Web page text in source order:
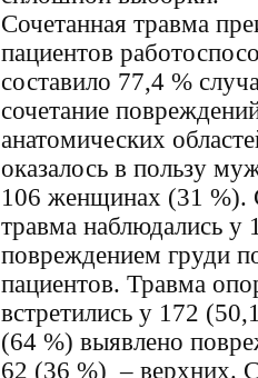
Сочетанная травма
пациентов
составило 77,4 %
сочетание
анатомических
оказалось в пользу
106 женщинах (31 %).
травма наблюдались
повреждением груди
пациентов. Травма
встретились у 172
(64 %) выявлено
62 (36 %) – верхних.